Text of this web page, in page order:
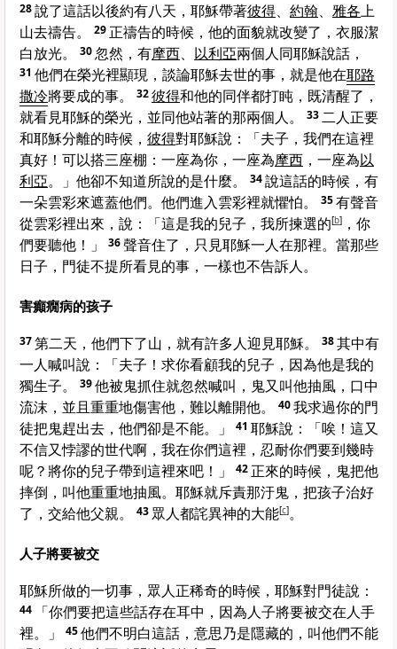
28說了這話以後約有八天，耶穌帶著彼得、 約翰、 雅各上
山去禱告。
29 正禱告的時候，他的面貌就改變了，衣服潔
白放光。
30忽然，有摩西、 以利亞兩個人同耶穌說話，
31 他們在榮光裡顯現，談論耶穌去世的事，就是他在耶路
撒冷將要成的事。 32彼得和他的同伴都打盹，既清醒了，
就看見耶穌的榮光，並同他站著的那兩個人。
33二人正要
和耶穌分離的時候， 彼得對耶穌說：「夫子，我們在這裡
真好！可以搭三座棚：一座為你，一座為摩西 ，一座為以
利亞。」他卻不知道所說的是什麼。 34說這話的時候，有
一朵雲彩來遮蓋他們。他們進入雲彩裡就懼怕。
35有聲音
從雲彩裡出來，說：「這是我的兒子，我所揀選的[b] ，你
們要聽他！」
36聲音住了，只見耶穌一人在那裡。當那些
日子，門徒不提所看見的事，一樣也不告訴人。
害癲癇病的孩子
37第二天，他們下了山，就有許多人迎見耶穌。 38其中有
一人喊叫說：「夫子！求你看顧我的兒子，因為他是我的
獨生子。
39他被鬼抓住就忽然喊叫，鬼又叫他抽風，口中
流沫，並且重重地傷害他，難以離開他。
40我求過你的門
徒把鬼趕出去，他們卻是不能。」
41 耶穌說：
「唉！這又
不信又悖謬的世代啊，我在你們這裡，忍耐你們要到幾時
呢？將你的兒子帶到這裡來吧！」
42 正來的時候，鬼把他
摔倒，叫他重重地抽風。耶穌就斥責那汙鬼，把孩子治好
了，交給他父親。
43 眾人都詫異神的大能[c]。
人子將要被交
耶穌所做的一切事，眾人正稀奇的時候，耶穌對門徒說：
44
「你們要把這些話存在耳中，因為人子將要被交在人手
裡。」
45他們不明白這話，意思乃是隱藏的，叫他們不能